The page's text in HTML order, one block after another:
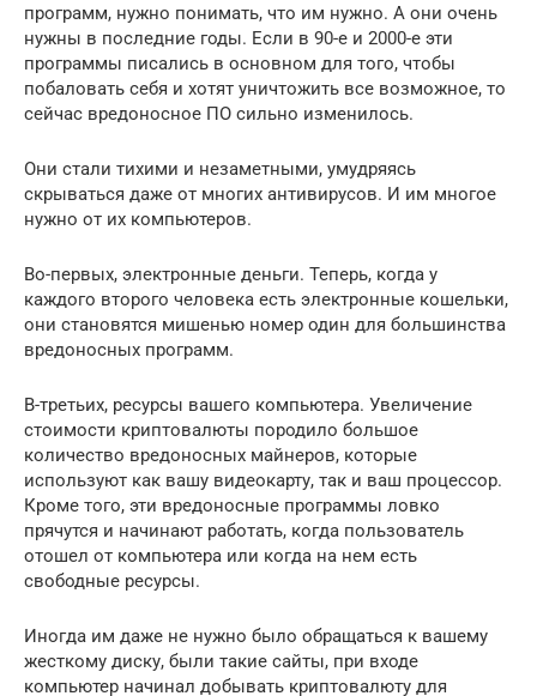
программ, нужно понимать, что им нужно. А они очень
нужны в последние годы. Если в 90-е и 2000-е эти
программы писались в основном для того, чтобы
побаловать себя и хотят уничтожить все возможное, то
сейчас вредоносное ПО сильно изменилось.
Они стали тихими и незаметными, умудряясь
скрываться даже от многих антивирусов. И им многое
нужно от их компьютеров.
Во-первых, электронные деньги. Теперь, когда у
каждого второго человека есть электронные кошельки,
они становятся мишенью номер один для большинства
вредоносных программ.
В-третьих, ресурсы вашего компьютера. Увеличение
стоимости криптовалюты породило большое
количество вредоносных майнеров, которые
используют как вашу видеокарту, так и ваш процессор.
Кроме того, эти вредоносные программы ловко
прячутся и начинают работать, когда пользователь
отошел от компьютера или когда на нем есть
свободные ресурсы.
Иногда им даже не нужно было обращаться к вашему
жесткому диску, были такие сайты, при входе
компьютер начинал добывать криптовалюту для